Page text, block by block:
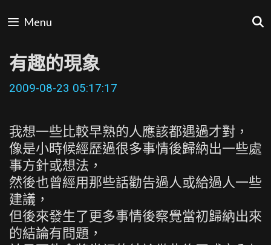
to
Menu
有趣的現象
2009-08-23 05:17:17
我想一些比較早熟的人應該都遇過才對，
像是小時候經歷過很多事情後歸納出一些處
事方針或想法，
然後也曾經用那些話勸告過人或給過人一些
建議，
但後來發生了更多事情後察覺當初歸納出來
的結論有問題，